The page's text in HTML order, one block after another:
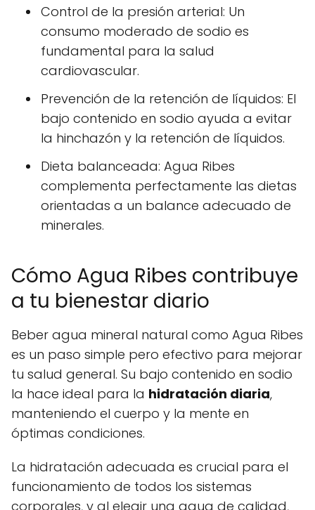
Control de la presión arterial: Un
consumo moderado de sodio es
fundamental para la salud
cardiovascular.
Prevención de la retención de líquidos: El
bajo contenido en sodio ayuda a evitar
la hinchazón y la retención de líquidos.
Dieta balanceada: Agua Ribes
complementa perfectamente las dietas
orientadas a un balance adecuado de
minerales.
Cómo Agua Ribes contribuye
a tu bienestar diario
Beber agua mineral natural como Agua Ribes
es un paso simple pero efectivo para mejorar
tu salud general. Su bajo contenido en sodio
la hace ideal para la hidratación diaria,
manteniendo el cuerpo y la mente en
óptimas condiciones.
La hidratación adecuada es crucial para el
funcionamiento de todos los sistemas
corporales, y al elegir una agua de calidad,